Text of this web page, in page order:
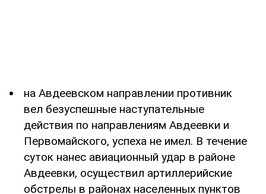
на Авдеевском направлении противник
вел безуспешные наступательные
действия по направлениям Авдеевки и
Первомайского, успеха не имел. В течение
суток нанес авиационный удар в районе
Авдеевки, осуществил артиллерийские
обстрелы в районах населенных пунктов